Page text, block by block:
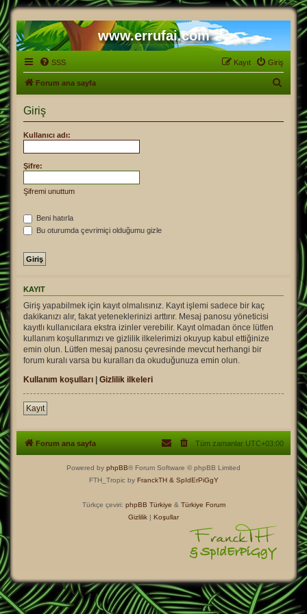
www.errufai.com
SSS Giriş
Kayıt
Forum ana sayfa
Giriş
Kullanıcı adı:
Şifre:
Şifremi unuttum
Beni hatırla
Bu oturumda çevrimiçi olduğumu gizle
KAYIT
Giriş yapabilmek için kayıt olmalısınız. Kayıt işlemi sadece bir kaç
dakikanızı alır, fakat yeteneklerinizi arttırır. Mesaj panosu yöneticisi
kayıtlı kullanıcılara ekstra izinler verebilir. Kayıt olmadan önce lütfen
kullanım koşullarımızı ve gizlilik ilkelerimizi okuyup kabul ettiğinize
emin olun. Lütfen mesaj panosu çevresinde mevcut herhangi bir
forum kuralı varsa bu kuralları da okuduğunuza emin olun.
Kullanım koşulları | Gizlilik ilkeleri
Kayıt
Forum ana sayfa Tüm zamanlar UTC+03:00
Powered by phpBB® Forum Software © phpBB Limited
FTH_Tropic by FranckTH & SpIdErPiGgY
Türkçe çeviri: phpBB Türkiye & Türkiye Forum
Gizlilik | Koşullar